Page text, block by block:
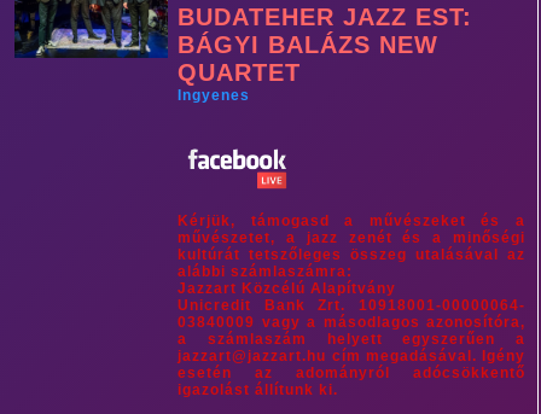
BUDATEHER JAZZ EST:
BÁGYI BALÁZS NEW
QUARTET
Ingyenes
Kérjük, támogasd a művészeket és a
művészetet, a jazz zenét és a minőségi
kultúrát tetszőleges összeg utalásával az
alábbi számlaszámra:
Jazzart Közcélú Alapítvány
Unicredit Bank Zrt. 10918001-00000064-
03840009 vagy a másodlagos azonosítóra,
a számlaszám helyett egyszerűen a
jazzart@jazzart.hu cím megadásával. Igény
esetén az adományról adócsökkentő
igazolást állítunk ki.